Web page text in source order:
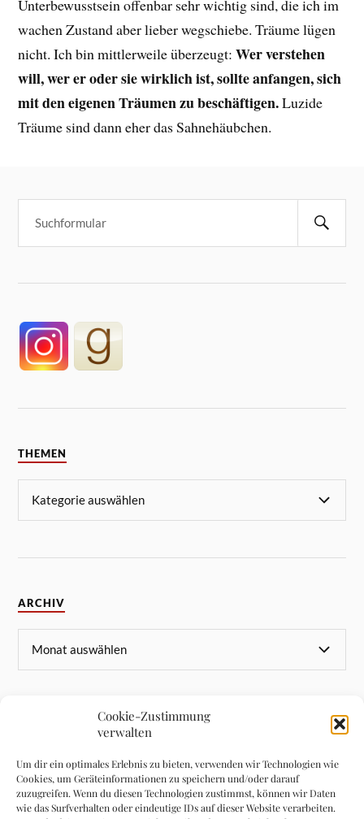
Cookie-Zustimmung
verwalten
Um dir ein optimales Erlebnis zu bieten, verwenden wir Technologien wie
Cookies, um Geräteinformationen zu speichern und/oder darauf
zuzugreifen. Wenn du diesen Technologien zustimmst, können wir Daten
wie das Surfverhalten oder eindeutige IDs auf dieser Website verarbeiten.
Unterbewusstsein offenbar sehr wichtig sind, die ich im
wachen Zustand aber lieber wegschiebe. Träume lügen
nicht. Ich bin mittlerweile überzeugt:Wer verstehen
will, wer er oder sie wirklich ist, sollte anfangen, sich
mit den eigenen Träumen zu beschäftigen.Luzide
Träume sind dann eher das Sahnehäubchen.
THEMEN
ARCHIV
Anmelden